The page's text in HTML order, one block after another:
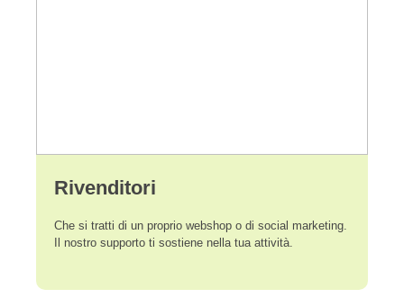
Rivenditori
Che si tratti di un proprio webshop o di social marketing.
Il nostro supporto ti sostiene nella tua attività.